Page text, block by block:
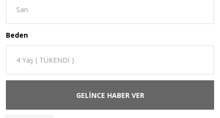
Beden
GELİNCE HABER VER